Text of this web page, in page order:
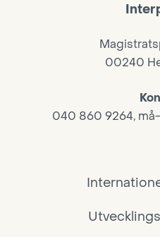
00240
040 860 9264,